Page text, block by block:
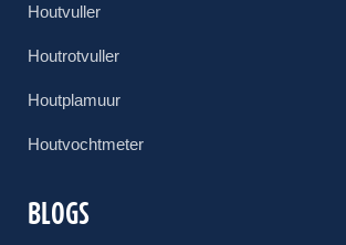
Houtvuller
Houtrotvuller
Houtplamuur
Houtvochtmeter
BLOGS